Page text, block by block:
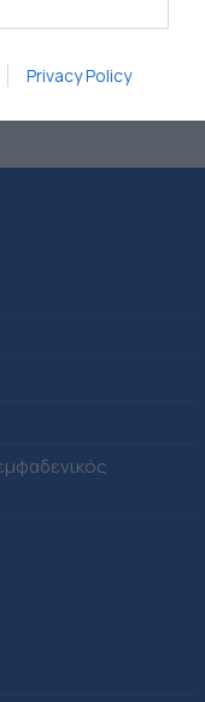
Privacy Policy